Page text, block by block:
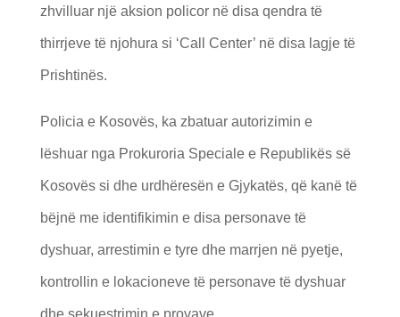
zhvilluar një aksion policor në disa qendra të
thirrjeve të njohura si ‘Call Center’ në disa lagje të
Prishtinës.
Policia e Kosovës, ka zbatuar autorizimin e
lëshuar nga Prokuroria Speciale e Republikës së
Kosovës si dhe urdhëresën e Gjykatës, që kanë të
bëjnë me identifikimin e disa personave të
dyshuar, arrestimin e tyre dhe marrjen në pyetje,
kontrollin e lokacioneve të personave të dyshuar
dhe sekuestrimin e provave.